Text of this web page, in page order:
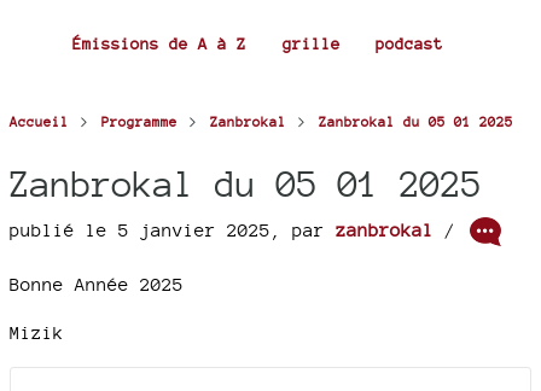
Émissions de A à Z grille podcast
Accueil > Programme > Zanbrokal > Zanbrokal du 05 01 2025
Zanbrokal du 05 01 2025
publié le 5 janvier 2025 par zanbrokal /
Bonne Année 2025
Mizik